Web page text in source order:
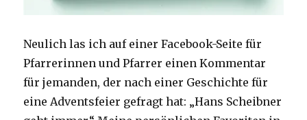
Neulich las ich auf einer Facebook-Seite für
Pfarrerinnen und Pfarrer einen Kommentar
für jemanden, der nach einer Geschichte für
eine Adventsfeier gefragt hat: „Hans Scheibner